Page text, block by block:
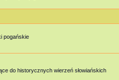
pogańskie
do historycznych wierzeń słowiańskich